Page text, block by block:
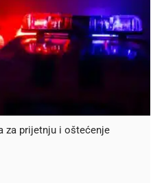
za prijetnju i oštećenje